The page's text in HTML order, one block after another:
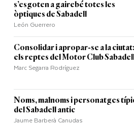
s’esgoten a gairebé totes les
òptiques de Sabadell
León Guerrero
Consolidar i apropar-se a la ciutat:
els reptes del Motor Club Sabadell
Marc Segarra Rodríguez
Noms, malnoms i personatges
del Sabadell antic
Jaume Barberà Canudas